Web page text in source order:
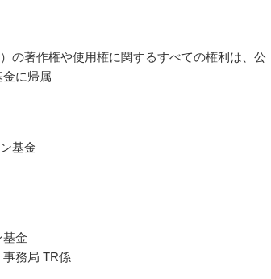
の著作権や使用権に関するすべての権利は、公
に帰属
基金
金
務局 TR係